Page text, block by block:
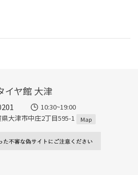
イヤ館 大津
10:30~19:00
大津市中庄2丁目595-1
Map